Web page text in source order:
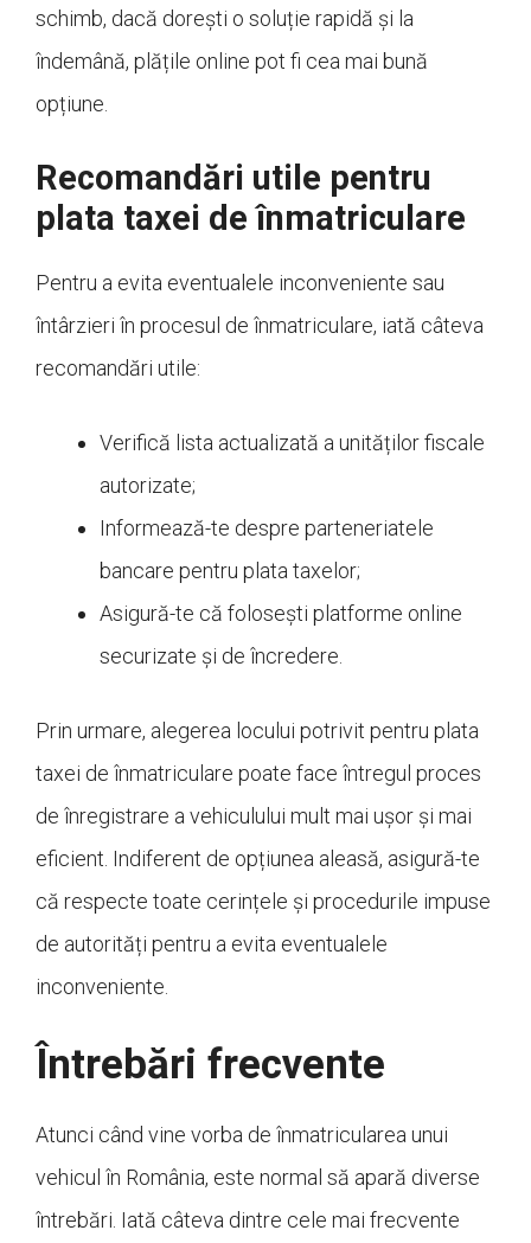
schimb, dacă dorești o soluție rapidă și la
îndemână, plățile online pot fi cea mai bună
opțiune.
Recomandări utile pentru
plata taxei de înmatriculare
Pentru a evita eventualele inconveniente sau
întârzieri în procesul de înmatriculare, iată câteva
recomandări utile:
Verifică lista actualizată a unităților fiscale
autorizate;
Informează-te despre parteneriatele
bancare pentru plata taxelor;
Asigură-te că folosești platforme online
securizate și de încredere.
Prin urmare, alegerea locului potrivit pentru plata
taxei de înmatriculare poate face întregul proces
de înregistrare a vehiculului mult mai ușor și mai
eficient. Indiferent de opțiunea aleasă, asigură-te
că respecte toate cerințele și procedurile impuse
de autorități pentru a evita eventualele
inconveniente.
Întrebări frecvente
Atunci când vine vorba de înmatricularea unui
vehicul în România, este normal să apară diverse
întrebări. Iată câteva dintre cele mai frecvente